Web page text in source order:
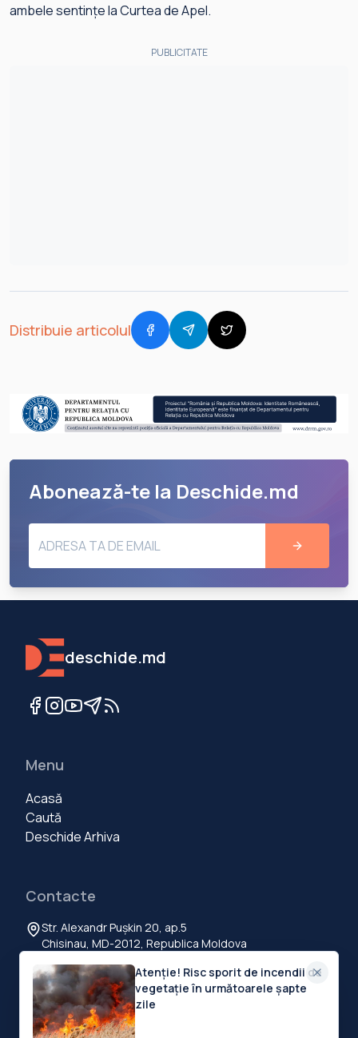
ambele sentințe la Curtea de Apel.
PUBLICITATE
Distribuie articolul
Abonează-te la Deschide.md
deschide.md
Menu
Acasă
Caută
Deschide Arhiva
Contacte
Str. Alexandr Pușkin 20, ap.5
Chisinau, MD-2012, Republica Moldova
contact@deschide.mdAtenție! Risc sporit de incendii de
vegetație în următoarele șapte
zile